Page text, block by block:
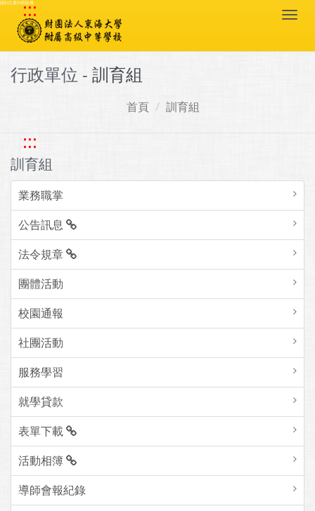
跳到主要內容區塊
:::
行政單位 - 訓育組
首頁 訓育組
:::
訓育組
業務職掌
公告訊息
法令規章
團體活動
校園通報
社團活動
服務學習
就學貸款
表單下載
活動相簿
導師會報紀錄